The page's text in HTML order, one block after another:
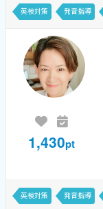
英検対策 発音指導
1,430pt
英検対策 発音指導